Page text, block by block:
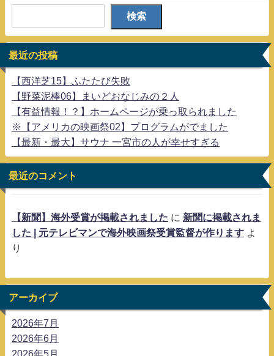
検索
最近の投稿
【西洋芝15】ふたたび失敗
【野菜泥棒06】まいどおなじみの２人
【有益情報！？】ホームページが乗っ取られました
※【アメリカの映画祭02】プログラムがでました
【最新・最大】サウナ 一宮市の人が幸せすぎる
最近のコメント
【新聞】海外受賞が掲載されました に 新聞に掲載されま
した | 元テレビマンで海外映画祭受賞監督が作ります よ
り
アーカイブ
2026年7月
2026年6月
2026年5月